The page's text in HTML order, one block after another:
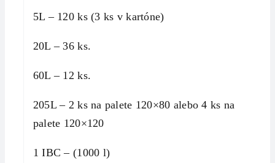
5L – 120 ks (3 ks v kartóne)
20L – 36 ks.
60L – 12 ks.
205L – 2 ks na palete 120×80 alebo 4 ks na
palete 120×120
1 IBC – (1000 l)